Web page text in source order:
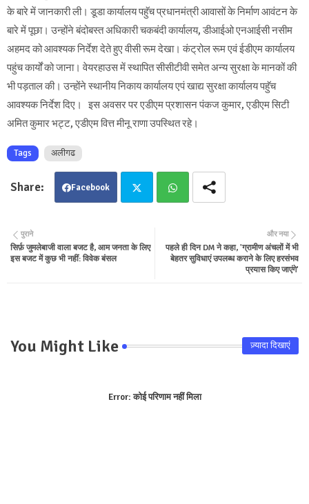
के बारे में जानकारी ली। डूडा कार्यालय पहुॅच प्रधानमंत्री आवासों के निर्माण आवंटन के
बारे में पूछा। उन्होंने बंदोबस्त अधिकारी चकबंदी कार्यालय, डीआईओ एनआईसी नसीम
अहमद को आवश्यक निर्देश देते हुए वीसी रूम देखा। कंट्रोल रूम एवं ईडीएम कार्यालय
पहुंच कार्यों को जाना। वेयरहाउस में स्थापित सीसीटीवी समेत अन्य सुरक्षा के मानकों की
भी पड़ताल की। उन्होंने स्थानीय निकाय कार्यालय एपं खाद्य सुरक्षा कार्यालय पहुॅच
आवश्यक निर्देश दिए। इस अवसर पर एडीएम प्रशासन पंकज कुमार, एडीएम सिटी
अमित कुमार भट्ट, एडीएम वित्त मीनू राणा उपस्थित रहे।
Tags अलीगढ
Facebook
ter tsa
और नया
पहले ही दिन DM ने कहा, 'ग्रामीण अंचलों में भी
बेहतर सुविधाएं उपलब्ध कराने के लिए हरसंभव
प्रयास किए जाएंगे'
पुराने
सिर्फ़ जुमलेबाजी वाला बजट है, आम जनता के लिए
इस बजट में कुछ भी नहीं: विवेक बंसल
You Might Like ज़्यादा दिखाएं
Error:कोई परिणाम नहीं मिला